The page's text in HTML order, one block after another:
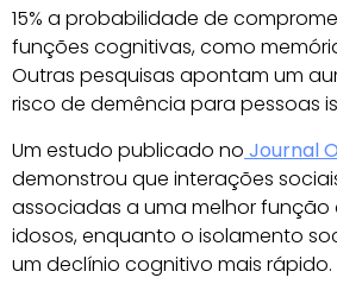
15% a probabilidade de
funções cognitivas, como
Outras pesquisas apontam um
risco de demência para pessoas
Um estudo publicado no Journal
demonstrou que interações
associadas a uma melhor função
idosos, enquanto o isolamento
um declínio cognitivo mais rápido.